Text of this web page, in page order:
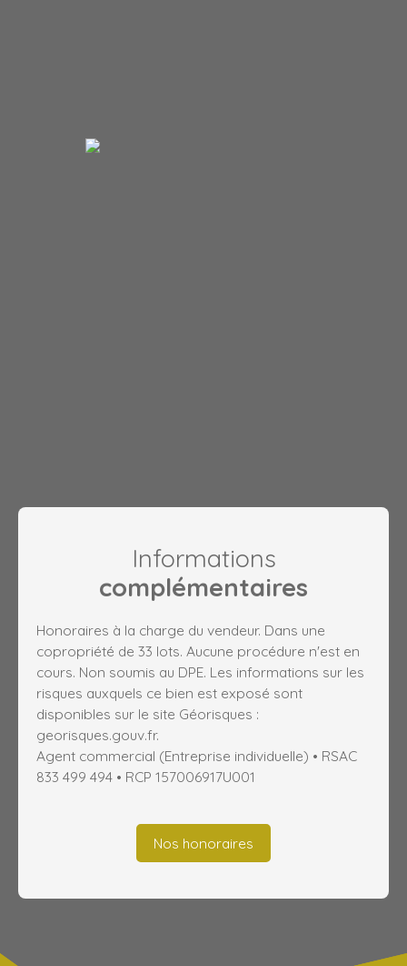
Informations
complémentaires
Honoraires à la charge du vendeur. Dans une
copropriété de 33 lots. Aucune procédure n'est en
cours. Non soumis au DPE. Les informations sur les
risques auxquels ce bien est exposé sont
disponibles sur le site Géorisques :
georisques.gouv.fr.
Agent commercial (Entreprise individuelle) • RSAC
833 499 494 • RCP 157006917U001
Nos honoraires